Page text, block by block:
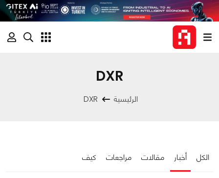
DXR
الرئيسية DXR
الكل أخبار مقالات مراجعات كيف